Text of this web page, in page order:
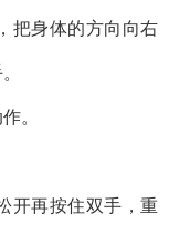
把身体的方向向右
。
开再按住双手，重